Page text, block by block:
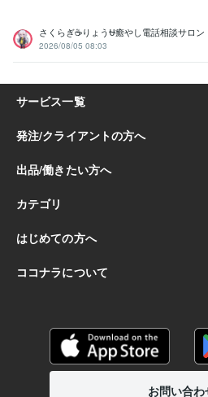
さくらぎ☕りょう⛎癒やし電話相談サロン
2026/08/05 08:03